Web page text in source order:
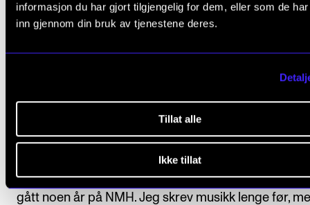
informasjon du har gjort tilgjengelig for dem, eller som de
inn gjennom din bruk av tjenestene deres.
Tillat alle
Ikke tillat
hadde Lene begynt å komponere sine egne ting. Og
fortsatte hun med, også inn i studietiden.
– Alle komponister jeg visste om hadde enten
hår på hodet eller veldig mye hår i ansiktet, forklarer
med en latter.
– Jeg forsto ikke at jeg kunne bli komponist før jeg
gått noen år på NMH. Jeg skrev musikk lenge før,